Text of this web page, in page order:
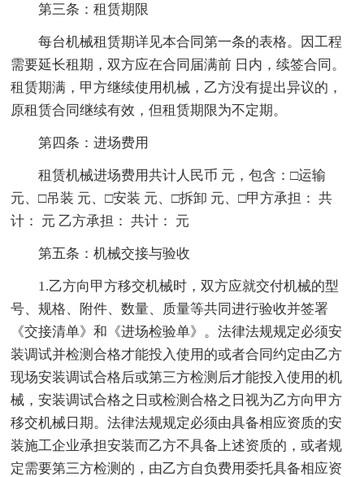
第三条：租赁期限
每台机械租赁期详见本合同第一条的表格。因工程
需要延长租期，双方应在合同届满前 日内，续签合同。
租赁期满，甲方继续使用机械，乙方没有提出异议的，
原租赁合同继续有效，但租赁期限为不定期。
第四条：进场费用
租赁机械进场费用共计人民币 元，包含：□运输
元、□吊装 元、□安装 元、□拆卸 元、□甲方承担： 共
计： 元 乙方承担： 共计： 元
第五条：机械交接与验收
1.乙方向甲方移交机械时，双方应就交付机械的型
号、规格、附件、数量、质量等共同进行验收并签署
《交接清单》和《进场检验单》。法律法规规定必须安
装调试并检测合格才能投入使用的或者合同约定由乙方
现场安装调试合格后或第三方检测后才能投入使用的机
械，安装调试合格之日或检测合格之日视为乙方向甲方
移交机械日期。法律法规规定必须由具备相应资质的安
装施工企业承担安装而乙方不具备上述资质的，或者规
定需要第三方检测的，由乙方自负费用委托具备相应资